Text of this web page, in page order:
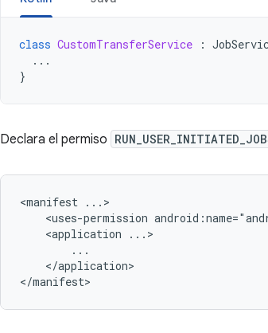
class CustomTransferService :
...
}
Declara el permiso
<manifest
<uses-permission
<application
</application>